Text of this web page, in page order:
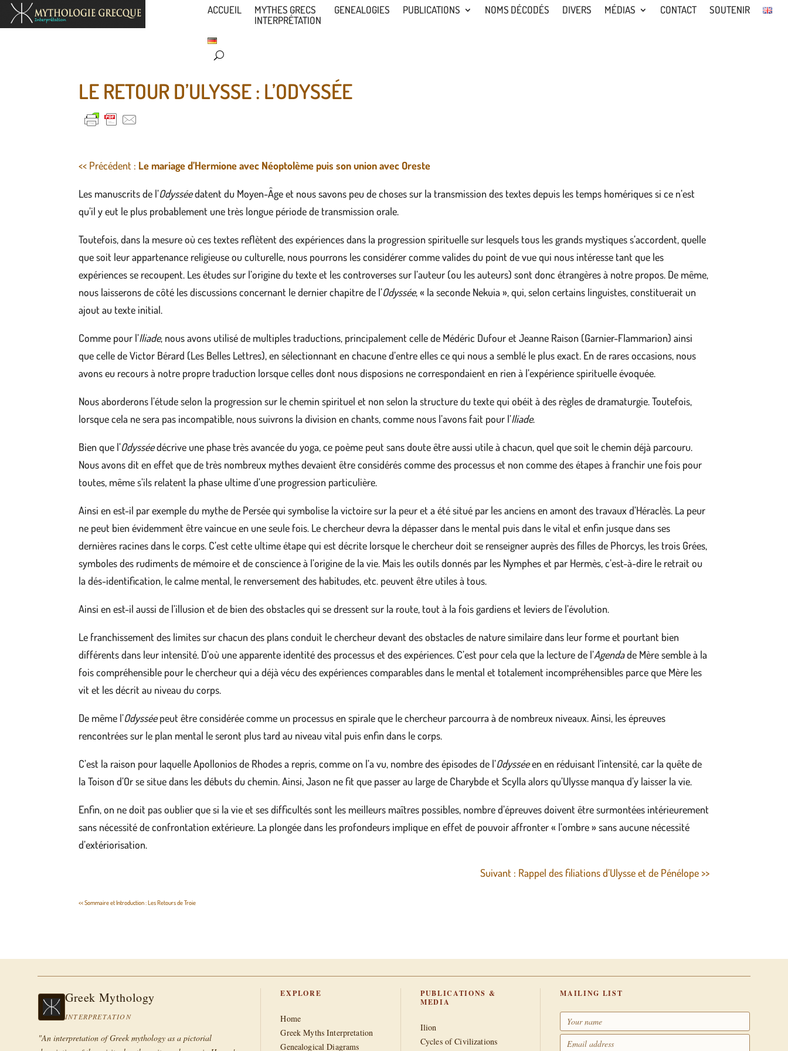
ACCUEIL
MYTHES GRECS
INTERPRÉTATION
GENEALOGIES PUBLICATIONS NOMS DÉCODÉS DIVERS MÉDIAS CONTACT SOUTENIR
LE RETOUR D’ULYSSE : L’ODYSSÉE
<< Précédent : Le mariage d’Hermione avec Néoptolème puis son union avec Oreste
Les manuscrits de l’Odysséedatent du Moyen-Âge et nous savons peu de choses sur la transmission des textes depuis les temps homériques si ce n’est
qu’il y eut le plus probablement une très longue période de transmission orale.
Toutefois, dans la mesure où ces textes reflètent des expériences dans la progression spirituelle sur lesquels tous les grands mystiques s’accordent, quelle
que soit leur appartenance religieuse ou culturelle, nous pourrons les considérer comme valides du point de vue qui nous intéresse tant que les
expériences se recoupent. Les études sur l’origine du texte et les controverses sur l’auteur (ou les auteurs) sont donc étrangères à notre propos. De même,
nous laisserons de côté les discussions concernant le dernier chapitre de l’Odyssée, « la seconde Nekuia », qui, selon certains linguistes, constituerait un
ajout au texte initial.
Comme pour l’Iliade, nous avons utilisé de multiples traductions, principalement celle de Médéric Dufour et Jeanne Raison (Garnier-Flammarion) ainsi
que celle de Victor Bérard (Les Belles Lettres), en sélectionnant en chacune d’entre elles ce qui nous a semblé le plus exact. En de rares occasions, nous
avons eu recours à notre propre traduction lorsque celles dont nous disposions ne correspondaient en rien à l’expérience spirituelle évoquée.
Nous aborderons l’étude selon la progression sur le chemin spirituel et non selon la structure du texte qui obéit à des règles de dramaturgie. Toutefois,
lorsque cela ne sera pas incompatible, nous suivrons la division en chants, comme nous l’avons fait pour l’Iliade.
Bien que l’Odysséedécrive une phase très avancée du yoga, ce poème peut sans doute être aussi utile à chacun, quel que soit le chemin déjà parcouru.
Nous avons dit en effet que de très nombreux mythes devaient être considérés comme des processus et non comme des étapes à franchir une fois pour
toutes, même s’ils relatent la phase ultime d’une progression particulière.
Ainsi en est-il par exemple du mythe de Persée qui symbolise la victoire sur la peur et a été situé par les anciens en amont des travaux d’Héraclès. La peur
ne peut bien évidemment être vaincue en une seule fois. Le chercheur devra la dépasser dans le mental puis dans le vital et enfin jusque dans ses
dernières racines dans le corps. C’est cette ultime étape qui est décrite lorsque le chercheur doit se renseigner auprès des filles de Phorcys, les trois Grées,
symboles des rudiments de mémoire et de conscience à l’origine de la vie. Mais les outils donnés par les Nymphes et par Hermès, c’est-à-dire le retrait ou
la dés-identification, le calme mental, le renversement des habitudes, etc. peuvent être utiles à tous.
Ainsi en est-il aussi de l’illusion et de bien des obstacles qui se dressent sur la route, tout à la fois gardiens et leviers de l’évolution.
Le franchissement des limites sur chacun des plans conduit le chercheur devant des obstacles de nature similaire dans leur forme et pourtant bien
différents dans leur intensité. D’où une apparente identité des processus et des expériences. C’est pour cela que la lecture de l’Agendade Mère semble à la
fois compréhensible pour le chercheur qui a déjà vécu des expériences comparables dans le mental et totalement incompréhensibles parce que Mère les
vit et les décrit au niveau du corps.
De même l’Odysséepeut être considérée comme un processus en spirale que le chercheur parcourra à de nombreux niveaux. Ainsi, les épreuves
rencontrées sur le plan mental le seront plus tard au niveau vital puis enfin dans le corps.
C’est la raison pour laquelle Apollonios de Rhodes a repris, comme on l’a vu, nombre des épisodes de l’Odysséeen en réduisant l’intensité, car la quête de
la Toison d’Or se situe dans les débuts du chemin. Ainsi, Jason ne fit que passer au large de Charybde et Scylla alors qu’Ulysse manqua d’y laisser la vie.
Enfin, on ne doit pas oublier que si la vie et ses difficultés sont les meilleurs maîtres possibles, nombre d’épreuves doivent être surmontées intérieurement
sans nécessité de confrontation extérieure. La plongée dans les profondeurs implique en effet de pouvoir affronter « l’ombre » sans aucune nécessité
d’extériorisation.
Suivant : Rappel des filiations d’Ulysse et de Pénélope >>
<< Sommaire et Introduction : Les Retours de Troie
Greek Mythology
INTERPRETATION
"An interpretation of Greek mythology as a pictorial
EXPLORE
Home
Greek Myths Interpretation
Genealogical Diagrams
PUBLICATIONS &
MEDIA
Ilion
Cycles of Civilizations
MAILING LIST